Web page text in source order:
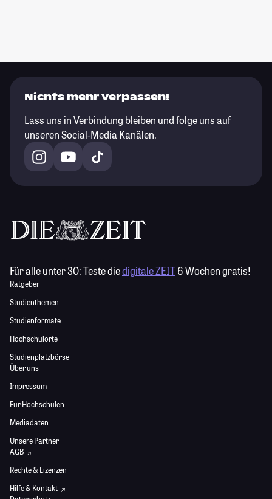
Nichts mehr verpassen!
Lass uns in Verbindung bleiben und folge uns auf
unseren Social-Media Kanälen.
Für alle unter 30:Teste diedigitale ZEIT6 Wochen gratis!
Ratgeber
Studienthemen
Studienformate
Hochschulorte
Studienplatzbörse
Über uns
Impressum
Für Hochschulen
Mediadaten
Unsere Partner
AGB
Rechte & Lizenzen
Hilfe & Kontakt